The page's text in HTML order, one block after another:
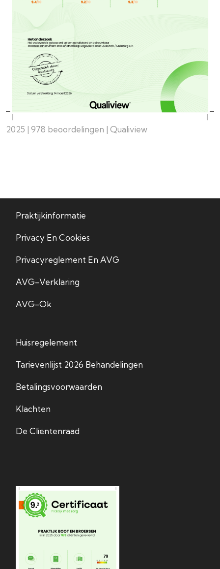
2025 | 978 beoordelingen | Qualiview
Praktijkinformatie
Privacy En Cookies
Privacyreglement En AVG
AVG-Verklaring
AVG-Ok
Huisregelement
Tarievenlijst 2026 Behandelingen
Betalingsvoorwaarden
Klachten
De Cliëntenraad